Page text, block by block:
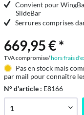
Convient pour
SlideBar
Serrures comprises
669,95 € *
TVA compromise/hors frais
Pas en stock mais
par mail pour connaître
N° d'article : E8166